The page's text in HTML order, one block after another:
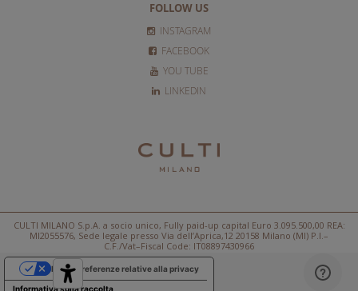
FOLLOW US
INSTAGRAM
FACEBOOK
YOU TUBE
LINKEDIN
CULTI MILANO S.p.A. a socio unico, Fully paid-up capital Euro 3.095.500,00 REA:
MI2055576, Sede legale presso Via dell’Aprica,12 20158 Milano (MI) P.I.–
C.F./Vat–Fiscal Code: IT08897430966
Informativa sulla raccolta
Le tue preferenze relative alla privacy